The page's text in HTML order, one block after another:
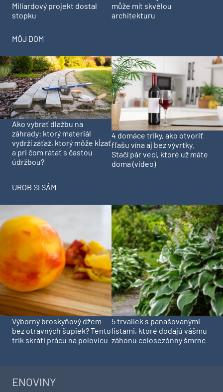
Miliardový projekt dostal
stopku
může mít skvělou
architekturu
MÔJ DOM
Ako vybrať dlažbu na
záhrady: ktorý materiál
vydrží záťaž, ktorý môže kĺzať
a pri čom rátať s častou
údržbou?
4 domáce triky, ako otvoriť
fľašu vína aj bez vývrtky.
Stačí pár vecí, ktoré už máte
doma (video)
UROB SI SÁM
Výborný broskyňový džem
bez otravných šupiek? Tento
trik skráti prácu na polovicu
5 trvaliek s panašovanými
listami, ktoré dodajú vášmu
záhonu celosezónny šmrnc
ENOVINY